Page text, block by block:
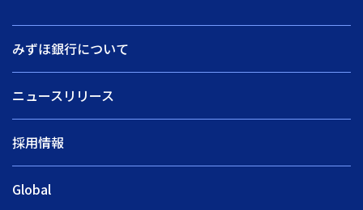
みずほ銀行について
ニュースリリース
採用情報
Global